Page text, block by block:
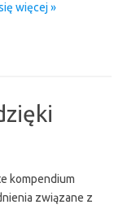
więcej »
kompendium
związane z